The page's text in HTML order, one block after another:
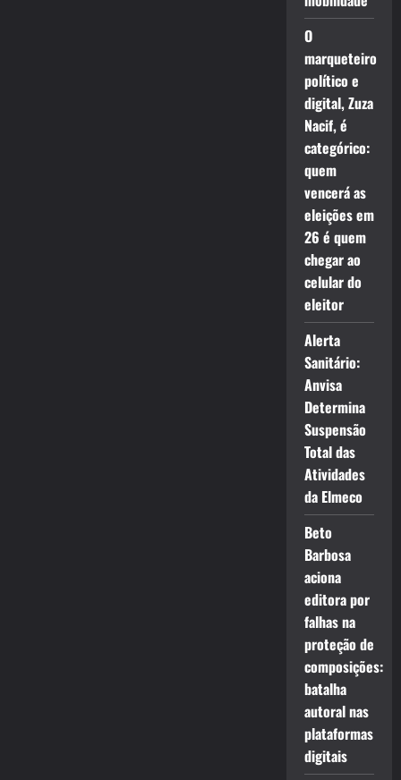
O
marqueteiro
político e
digital, Zuza
Nacif, é
categórico:
quem
vencerá as
eleições em
26 é quem
chegar ao
celular do
eleitor
Alerta
Sanitário:
Anvisa
Determina
Suspensão
Total das
Atividades
da Elmeco
Beto
Barbosa
aciona
editora por
falhas na
proteção de
composições:
batalha
autoral nas
plataformas
digitais